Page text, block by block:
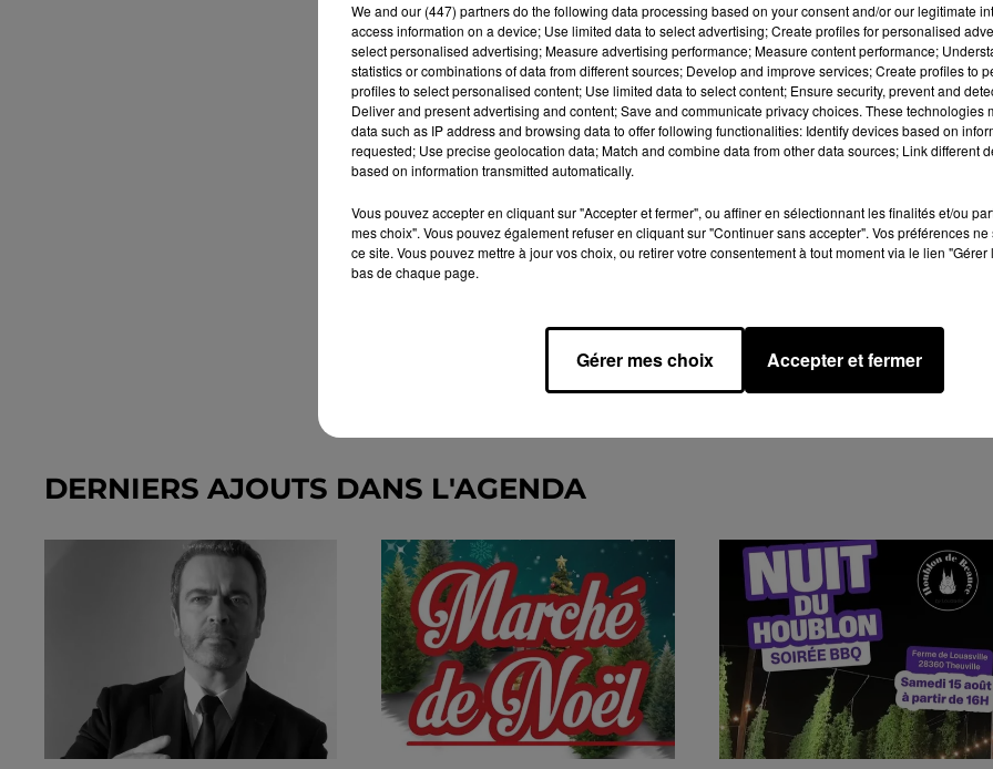
DERNIERS AJOUTS DANS L'AGENDA
We and our (447) partnersdo the following data processing based on your consent and/or our legitimate
access information on a device; Use limited data to select advertising; Create profiles for personalised
select personalised advertising; Measure advertising performance; Measure content performance;
statistics or combinations of data from different sources; Develop and improve services; Create profiles to
profiles to select personalised content; Use limited data to select content; Ensure security, prevent and
Deliver and present advertising and content; Save and communicate privacy choices. These technologies
data such as IP address and browsing data to offer following functionalities: Identify devices based on
requested; Use precise geolocation data; Match and combine data from other data sources; Link different
based on information transmitted automatically.
Vous pouvez accepter en cliquant sur "Accepter et fermer", ou affiner en sélectionnant les finalités et/ou
mes choix". Vous pouvez également refuser en cliquant sur "Continuer sans accepter". Vos préférences
ce site. Vous pouvez mettre à jour vos choix, ou retirer votre consentement à tout moment via le lien
bas de chaque page.
Gérer mes choix Accepter et fermer